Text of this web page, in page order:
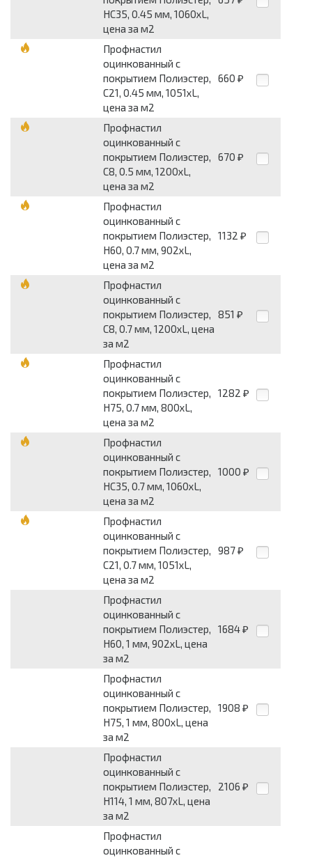
НС35, 0.45 мм, 1060хL,
цена за м2
Профнастил
оцинкованный с
покрытием Полиэстер,
С21, 0.45 мм, 1051хL,
цена за м2
660 ₽
Профнастил
оцинкованный с
покрытием Полиэстер,
С8, 0.5 мм, 1200хL,
цена за м2
670 ₽
Профнастил
оцинкованный с
покрытием Полиэстер,
Н60, 0.7 мм, 902хL,
цена за м2
1132 ₽
Профнастил
оцинкованный с
покрытием Полиэстер,
С8, 0.7 мм, 1200хL, цена
за м2
851 ₽
Профнастил
оцинкованный с
покрытием Полиэстер,
Н75, 0.7 мм, 800хL,
цена за м2
1282 ₽
Профнастил
оцинкованный с
покрытием Полиэстер,
НС35, 0.7 мм, 1060хL,
цена за м2
1000 ₽
Профнастил
оцинкованный с
покрытием Полиэстер,
С21, 0.7 мм, 1051хL,
цена за м2
987 ₽
Профнастил
оцинкованный с
покрытием Полиэстер,
Н60, 1 мм, 902хL, цена
за м2
1684 ₽
Профнастил
оцинкованный с
покрытием Полиэстер,
Н75, 1 мм, 800хL, цена
за м2
1908 ₽
Профнастил
оцинкованный с
покрытием Полиэстер,
Н114, 1 мм, 807хL, цена
за м2
2106 ₽
Профнастил
оцинкованный с